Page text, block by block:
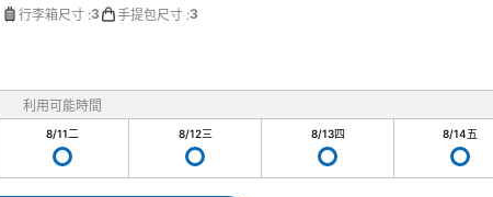
行李箱尺寸 :3 手提包尺寸 :3
利用可能時間
8/11二 8/12三 8/13四 8/14五